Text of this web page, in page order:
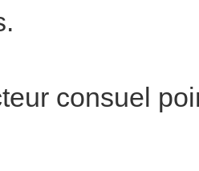
consuel